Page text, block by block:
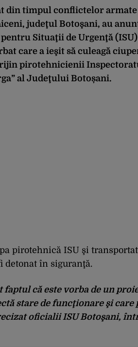
din timpul conflictelor armate
judeţul Botoşani, au
Situaţii de Urgenţă
care a ieşit să culeagă
pirotehnicienii
al Judeţului Botoșani.
pirotehnică ISU şi
detonat în siguranţă.
faptul că este vorba de un
stare de funcţionare şi care
oficialii ISU Botoşani,